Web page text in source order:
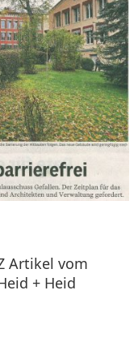
Artikel vom
+ Heid